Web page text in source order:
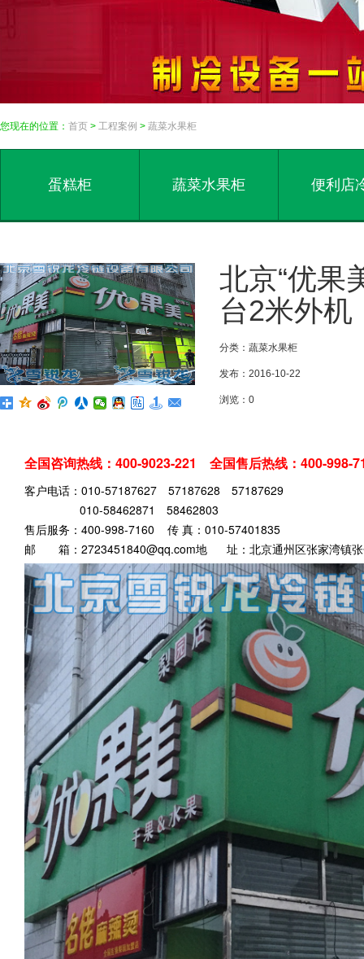
您现在的位置： 首页 > 工程案例 > 蔬菜水果柜
蛋糕柜 蔬菜水果柜 便利店
北京“优果
台2米外机
分类：蔬菜水果柜
发布：2016-10-22
浏览：0
全国咨询热线：400-9023-221 全国售后热线 ：400-998-
客户电话：010-57187627 57187628 57187629
010-58462871 58462803
售后服务：400-998-7160 传 真：010-57401835
邮 箱：2723451840@qq.com地 址：北京通州区张家湾镇张